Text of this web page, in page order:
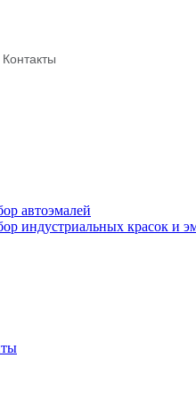
Контакты
автоэмалей
индустриальных красок и